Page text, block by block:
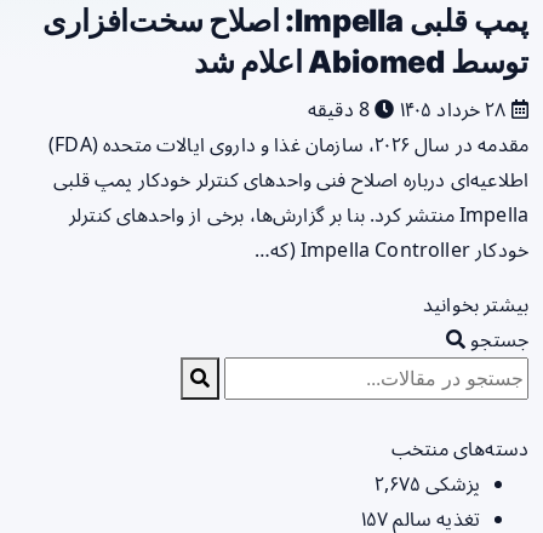
پمپ قلبی Impella: اصلاح سخت‌افزاری
توسط Abiomed اعلام شد
8 دقیقه
مقدمه در سال ۲۰۲۶، سازمان غذا و داروی ایالات متحده (FDA)
اطلاعیه‌ای درباره اصلاح فنی واحدهای کنترلر خودکار پمپ قلبی
Impella منتشر کرد. بنا بر گزارش‌ها، برخی از واحدهای کنترلر
خودکار Impella Controller (که…
بیشتر بخوانید
جستجو
دسته‌های منتخب
پزشکی ۲,۶۷۵
تغذیه سالم۱۵۷